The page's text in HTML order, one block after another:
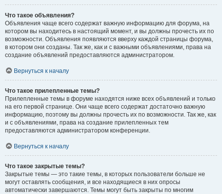
Что такое объявления?
Объявления чаще всего содержат важную информацию для форума, на
котором вы находитесь в настоящий момент, и вы должны прочесть их по
возможности. Объявления появляются вверху каждой страницы форума,
в котором они созданы. Так же, как и с важными объявлениями, права на
создание объявлений предоставляются администратором.
Вернуться к началу
Что такое прилепленные темы?
Прилепленные темы в форуме находятся ниже всех объявлений и только
на его первой странице. Они чаще всего содержат достаточно важную
информацию, поэтому вы должны прочесть их по возможности. Так же, как
и с объявлениями, права на создание прилепленных тем
предоставляются администратором конференции.
Вернуться к началу
Что такое закрытые темы?
Закрытые темы — это такие темы, в которых пользователи больше не
могут оставлять сообщения, и все находящиеся в них опросы
автоматически завершаются. Темы могут быть закрыты по многим